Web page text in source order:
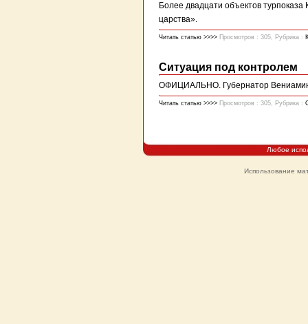
Более двадцати объектов турпоказа
царства».
Читать статью >>>> Просмотров : 305, Рубрика :
Ситуация под контролем
ОФИЦИАЛЬНО. Губернатор Вениамин
Читать статью >>>> Просмотров : 305, Рубрика :
Любое
Использование